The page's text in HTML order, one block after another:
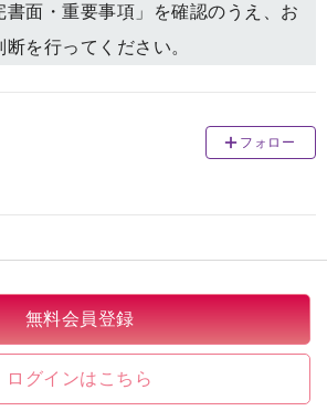
書面・重要事項」を確認のうえ、お
を行ってください。
フォロー
無料会員登録
ログインはこちら